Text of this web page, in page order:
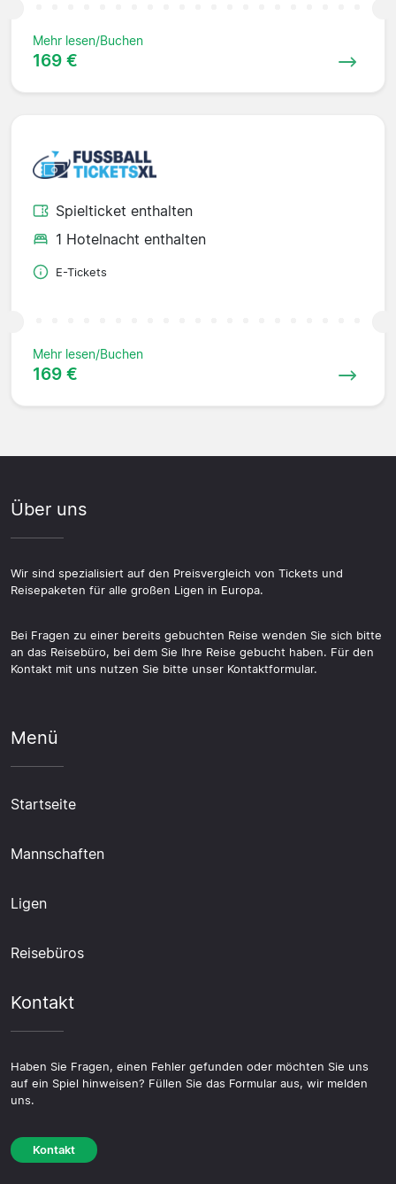
Mehr lesen/Buchen
169 €
Spielticket enthalten
1 Hotelnacht enthalten
E-Tickets
Mehr lesen/Buchen
169 €
Über uns
Wir sind spezialisiert auf den Preisvergleich von Tickets und
Reisepaketen für alle großen Ligen in Europa.
Bei Fragen zu einer bereits gebuchten Reise wenden Sie sich bitte
an das Reisebüro, bei dem Sie Ihre Reise gebucht haben. Für den
Kontakt mit uns nutzen Sie bitte unser Kontaktformular.
Menü
Startseite
Mannschaften
Ligen
Reisebüros
Kontakt
Haben Sie Fragen, einen Fehler gefunden oder möchten Sie uns
auf ein Spiel hinweisen? Füllen Sie das Formular aus, wir melden
uns.
Kontakt